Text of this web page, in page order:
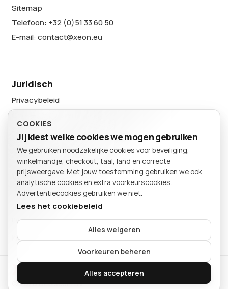
Sitemap
Telefoon: +32 (0)51 33 60 50
E-mail: contact@xeon.eu
Juridisch
Privacybeleid
Sitemap
Volg ons
Particulier Bedrijf
Kies of je als particulier of bedrijf winkelt.
Xeon International
© 2026 Debiscom BV
COOKIES
Jij kiest welke cookies we mogen gebruiken
We gebruiken noodzakelijke cookies voor beveiliging,
winkelmandje, checkout, taal, land en correcte
prijsweergave. Met jouw toestemming gebruiken we ook
analytische cookies en extra voorkeurscookies.
Advertentiecookies gebruiken we niet.
Lees het cookiebeleid
Alles weigeren
Voorkeuren beheren
Alles accepteren
BESTELLING
Winkelmand
Verder winkelen